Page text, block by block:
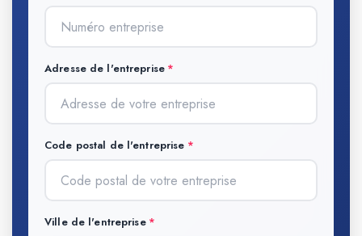
Adresse de l'entreprise
Code postal de l'entreprise
Ville de l'entreprise